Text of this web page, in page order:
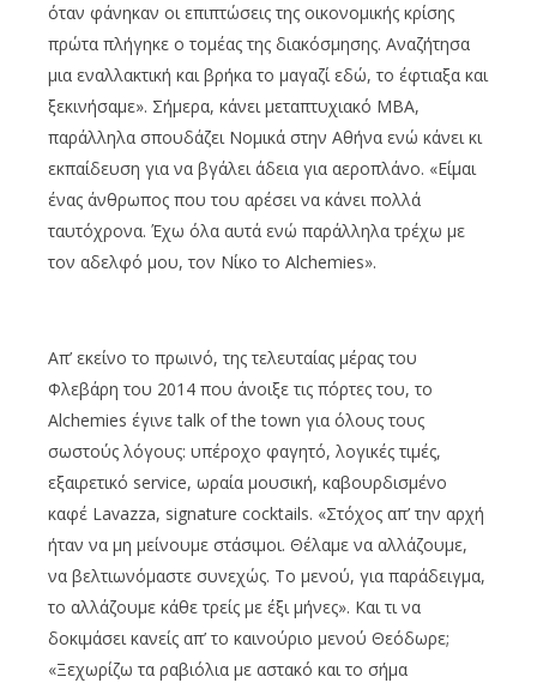
όταν φάνηκαν οι επιπτώσεις της οικονομικής κρίσης
πρώτα πλήγηκε ο τομέας της διακόσμησης. Αναζήτησα
μια εναλλακτική και βρήκα το μαγαζί εδώ, το έφτιαξα και
ξεκινήσαμε». Σήμερα, κάνει μεταπτυχιακό ΜΒΑ,
παράλληλα σπουδάζει Νομικά στην Αθήνα ενώ κάνει κι
εκπαίδευση για να βγάλει άδεια για αεροπλάνο. «Είμαι
ένας άνθρωπος που του αρέσει να κάνει πολλά
ταυτόχρονα. Έχω όλα αυτά ενώ παράλληλα τρέχω με
τον αδελφό μου, τον Νίκο το Alchemies».
Απ’ εκείνο το πρωινό, της τελευταίας μέρας του
Φλεβάρη του 2014 που άνοιξε τις πόρτες του, το
Alchemies έγινε talk of the town για όλους τους
σωστούς λόγους: υπέροχο φαγητό, λογικές τιμές,
εξαιρετικό service, ωραία μουσική, καβουρδισμένο
καφέ Lavazza, signature cocktails. «Στόχος απ’ την αρχή
ήταν να μη μείνουμε στάσιμοι. Θέλαμε να αλλάζουμε,
να βελτιωνόμαστε συνεχώς. Το μενού, για παράδειγμα,
το αλλάζουμε κάθε τρείς με έξι μήνες». Και τι να
δοκιμάσει κανείς απ’ το καινούριο μενού Θεόδωρε;
«Ξεχωρίζω τα ραβιόλια με αστακό και το σήμα